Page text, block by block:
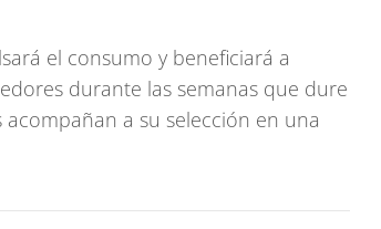
el consumo y beneficiará a
durante las semanas que dure
a su selección en una